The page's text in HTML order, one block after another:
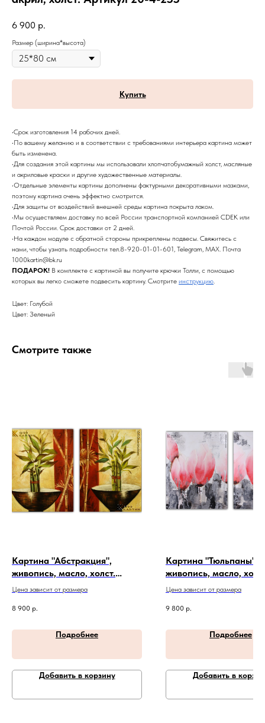
6 900 р.
Размер (ширина*высота)
Купить
•Срок изготовления 14 рабочих дней.
•По вашему желанию и в соответствии с требованиями интерьера картина может
быть изменена.
•Для создания этой картины мы использовали хлопчатобумажный холст, масляные
и акриловые краски и другие художественные материалы.
•Отдельные элементы картины дополнены фактурными декоративными мазками,
поэтому картина очень эффектно смотрится.
•Для защиты от воздействий внешней среды картина покрыта лаком.
•Мы осуществляем доставку по всей России транспортной компанией CDEK или
Почтой России. Срок доставки от 2 дней.
•На каждом модуле с обратной стороны прикреплены подвесы. Свяжитесь с
нами, чтобы узнать подробности тел.8-920-01-01-601, Telegram, MAX. Почта
1000kartin@bk.ru
ПОДАРОК! В комплекте с картиной вы получите крючки Толли, с помощью
которых вы легко сможете подвесить картину. Смотрите инструкцию.
Цвет: Голубой
Цвет: Зеленый
Смотрите также
Картина "Абстракция",
живопись, масло, холст.
Артикул 20-4-207
Цена зависит от размера
8 900 р.
Подробнее
Добавить в корзину
Картина "Тюльпаны",
живопись, масло,
Артикул 20-4-209
Цена зависит от размера
9 800 р.
Подробнее
Добавить в